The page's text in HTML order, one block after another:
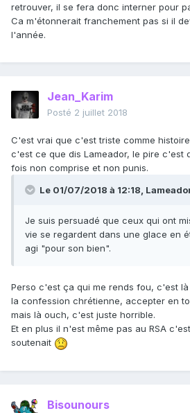
retrouver, il se fera donc interner pour
Ca m'étonnerait franchement pas si il
l'année.
Jean_Karim
Posté 2 juillet 2018
C'est vrai que c'est triste comme
c'est ce que dis Lameador, le pire c'est
fois non comprise et non punis.
Le 01/07/2018 à 12:18,
Je suis persuadé que ceux qui ont
vie se regardent dans une glace en
agi "pour son bien".
Perso c'est ça qui me rends fou, c'est
la confession chrétienne, accepter en
mais là ouch, c'est juste horrible.
Et en plus il n'est même pas au RSA
soutenait
Bisounours